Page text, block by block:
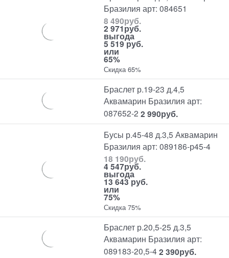
Бразилия арт: 084651
8 490руб.
2 971руб.
выгода
5 519 руб.
или
65%
Скидка 65%
Браслет р.19-23 д.4,5
Аквамарин Бразилия арт:
087652-2 2 990руб.
Бусы р.45-48 д.3,5 Аквамарин
Бразилия арт: 089186-р45-4
18 190руб.
4 547руб.
выгода
13 643 руб.
или
75%
Скидка 75%
Браслет р.20,5-25 д.3,5
Аквамарин Бразилия арт:
089183-20,5-4 2 390руб.